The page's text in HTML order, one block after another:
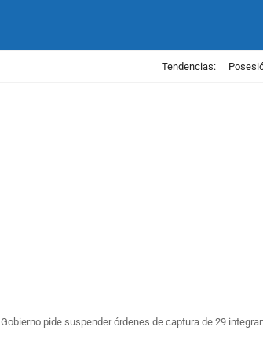
Tendencias:
Gobierno pide suspender órdenes de captura de 29